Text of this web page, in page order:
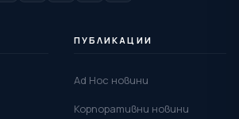
ПУБЛИКАЦИИ
Ad Hoc новини
Корпоративни новини